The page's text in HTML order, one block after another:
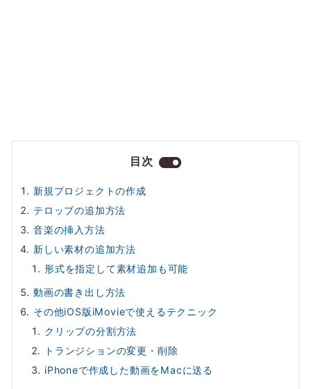
目次
新規プロジェクトの作成
テロップの追加方法
音楽の挿入方法
新しい素材の追加方法
形式を指定して素材追加も可能
動画の書き出し方法
その他iOS版iMovieで使えるテクニック
クリップの分割方法
トランジションの変更・削除
iPhoneで作成した動画をMacに送る